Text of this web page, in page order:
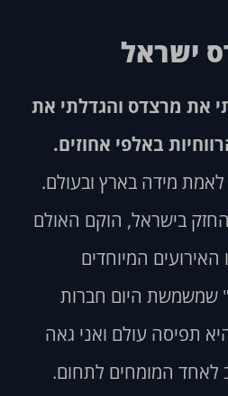
ישראל
את מרצדס והגדלתי את
מידה בארץ ובעולם.
החזק בישראל, הוקם האולם
המיוחדים
שמשמשת היום חברות
תפיסה עולם ואני גאה
לאחד המומחים לתחום.